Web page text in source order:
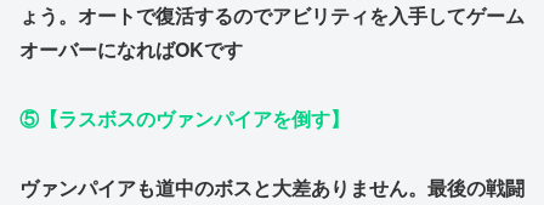
ょう。オートで復活するのでアビリティを入手してゲーム
オーバーになればOKです
⑤【ラスボスのヴァンパイアを倒す】
ヴァンパイアも道中のボスと大差ありません。最後の戦闘